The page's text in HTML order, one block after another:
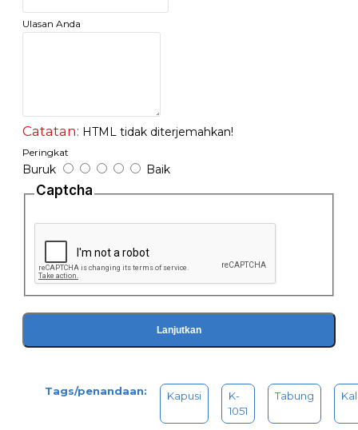
Ulasan Anda
Catatan: HTML tidak diterjemahkan!
Peringkat
Buruk Baik
Captcha
Lanjutkan
Tags/penandaan: ​Kapusi
K-
1051
Tabung